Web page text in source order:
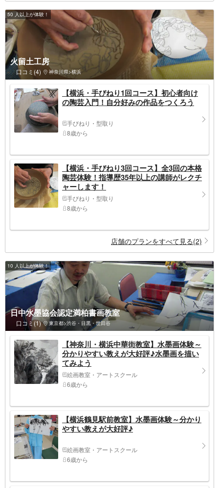
50 人以上が体験！
火留土工房
口コミ(4) 神奈川県>横浜
【横浜・手びねり1回コース】初心者向け
の陶芸入門！自分好みの作品をつくろう
手びねり・型取り
8歳から
【横浜・手びねり3回コース】全3回の本格
陶芸体験！指導歴35年以上の講師がレクチ
ャーします！
手びねり・型取り
8歳から
店舗のプランをすべて見る(2)
10 人以上が体験！
日中水墨協会認定満柏書画教室
口コミ(1) 東京都>渋谷・目黒・世田谷
【神奈川・横浜中華街教室】水墨画体験～
分かりやすい教えが大好評♪水墨画を描い
てみよう
絵画教室・アートスクール
6歳から
【横浜鶴見駅前教室】水墨画体験～分かり
やすい教えが大好評♪
絵画教室・アートスクール
6歳から